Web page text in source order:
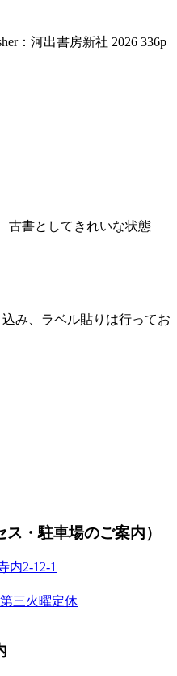
：河出書房新社 2026 336p
古書としてきれいな状態
み、ラベル貼りは行ってお
ス・駐車場のご案内）
内2-12-1
三火曜定休